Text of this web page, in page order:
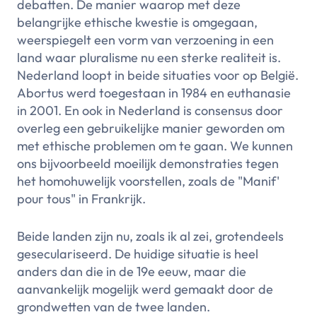
debatten. De manier waarop met deze
belangrijke ethische kwestie is omgegaan,
weerspiegelt een vorm van verzoening in een
land waar pluralisme nu een sterke realiteit is.
Nederland loopt in beide situaties voor op België.
Abortus werd toegestaan in 1984 en euthanasie
in 2001. En ook in Nederland is consensus door
overleg een gebruikelijke manier geworden om
met ethische problemen om te gaan. We kunnen
ons bijvoorbeeld moeilijk demonstraties tegen
het homohuwelijk voorstellen, zoals de "Manif'
pour tous" in Frankrijk.
Beide landen zijn nu, zoals ik al zei, grotendeels
geseculariseerd. De huidige situatie is heel
anders dan die in de 19e eeuw, maar die
aanvankelijk mogelijk werd gemaakt door de
grondwetten van de twee landen.